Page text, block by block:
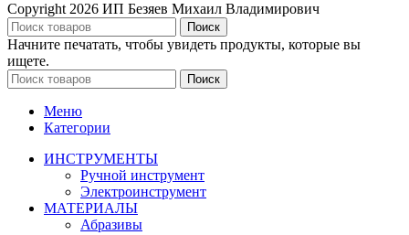
Copyright 2026 ИП Безяев Михаил Владимирович
Поиск
Начните печатать, чтобы увидеть продукты, которые вы
ищете.
Поиск
Меню
Категории
ИНСТРУМЕНТЫ
Ручной инструмент
Электроинструмент
МАТЕРИАЛЫ
Абразивы